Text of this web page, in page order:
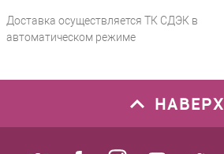
Доставка осуществляется ТК СДЭК в
автоматическом режиме
НАВЕРХ